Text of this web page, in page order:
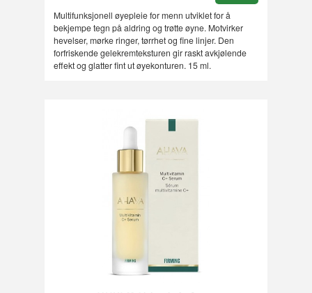
Multifunksjonell øyepleie for menn utviklet for å
bekjempe tegn på aldring og trøtte øyne. Motvirker
hevelser, mørke ringer, tørrhet og fine linjer. Den
forfriskende gelekremteksturen gir raskt avkjølende
effekt og glatter fint ut øyekonturen. 15 ml.